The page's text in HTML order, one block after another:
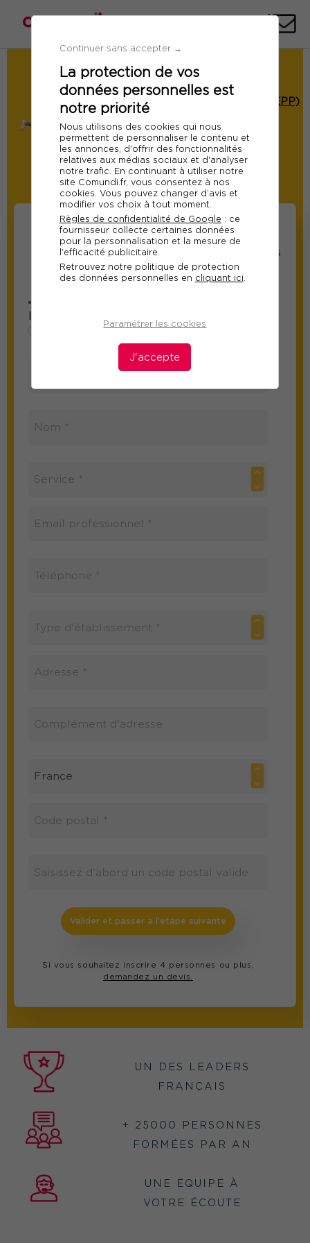
Continuer sans accepter →
La protection de vos
données personnelles est
notre priorité
Nous utilisons des cookies qui nous
permettent de personnaliser le contenu et
les annonces, d'offrir des fonctionnalités
relatives aux médias sociaux et d'analyser
notre trafic. En continuant à utiliser notre
site Comundi.fr, vous consentez à nos
cookies. Vous pouvez changer d’avis et
modifier vos choix à tout moment.
Règles de confidentialité de Google : ce
fournisseur collecte certaines données
pour la personnalisation et la mesure de
l'efficacité publicitaire.
Retrouvez notre politique de protection
des données personnelles en cliquant ici.
Paramétrer les cookies
J'accepte
Demande de Devis
Formation : Mener et réussir le nouvel
Entretien de Parcours Professionnel (EPP)
Ref 13152
Le 07 décembre 2026
A distance
Modifier
Informations sur les
participants
Informations relatives
au responsable suivi
de la formation
Information sur le participant
Valider et passer à l'étape suivante
Si vous souhaitez inscrire 4 personnes ou plus,
demandez un devis.
UN DES LEADERS
FRANÇAIS
+ 25000 PERSONNES
FORMÉES PAR AN
UNE ÉQUIPE À
VOTRE ÉCOUTE